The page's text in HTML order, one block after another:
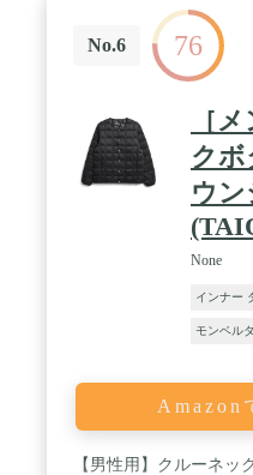
No.6 76
［
ク
ウン
None
インナー
モンベル
Amazon
【男性用】クルーネッ